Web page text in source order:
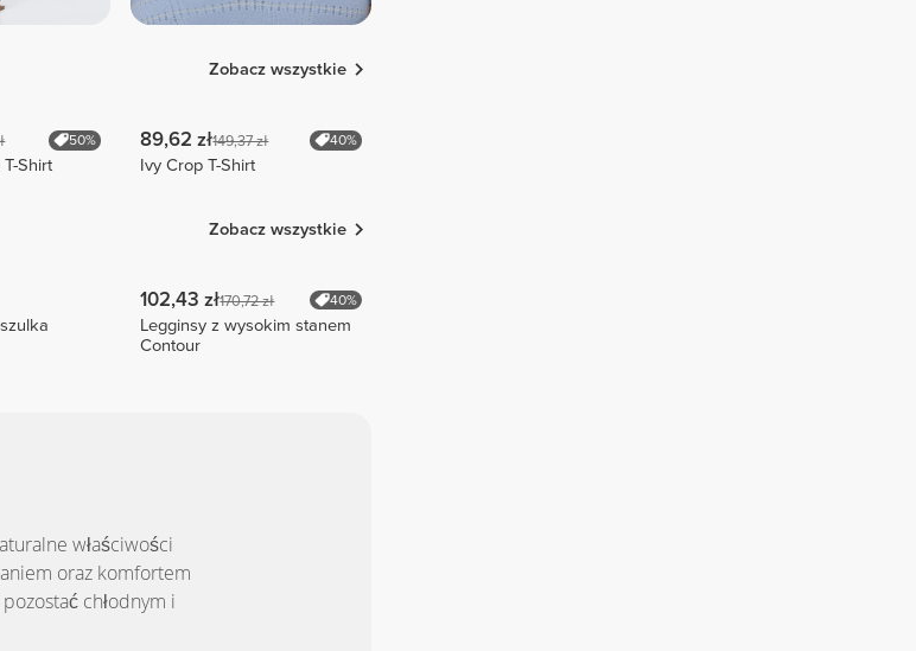
Zobacz wszystkie
50%
Shirt
89,62 zł149,37 zł 40%
Ivy Crop T-Shirt
Zobacz wszystkie
102,43 zł170,72 zł 40%
Legginsy z wysokim stanem
Contour
właściwości
oraz komfortem
chłodnym i